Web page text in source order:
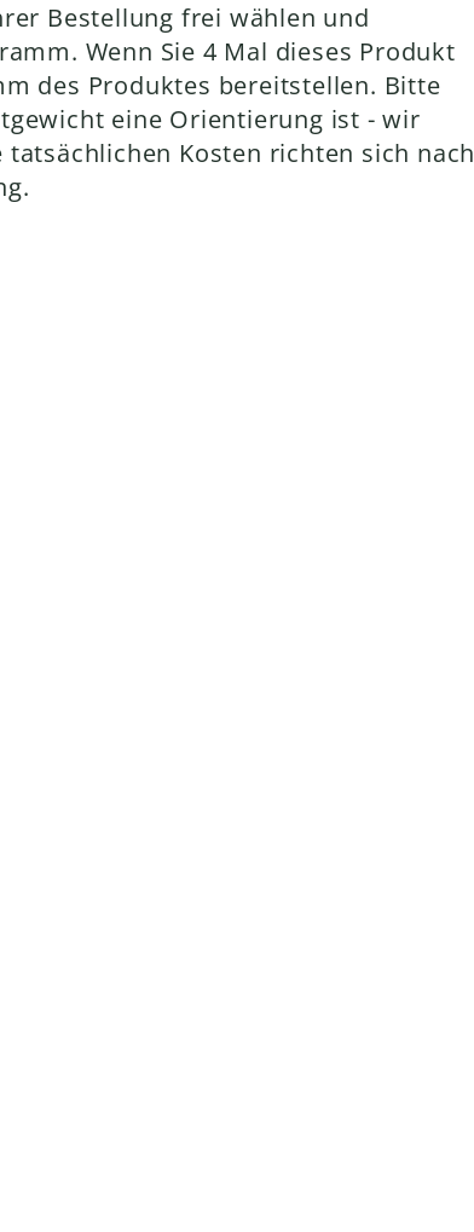
Bestellung frei wählen und
Wenn Sie 4 Mal dieses Produkt
des Produktes bereitstellen. Bitte
eine Orientierung ist - wir
Kosten richten sich nach